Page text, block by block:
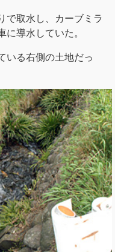
で取水し、カーブミラ
に導水していた。
いる右側の土地だっ